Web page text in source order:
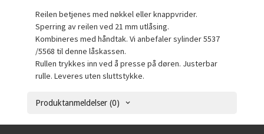
Reilen betjenes med nøkkel eller knappvrider.
Sperring av reilen ved 21 mm utlåsing.
Kombineres med håndtak. Vi anbefaler sylinder 5537
/5568 til denne låskassen.
Rullen trykkes inn ved å presse på døren. Justerbar
rulle. Leveres uten sluttstykke.
Produktanmeldelser (0)